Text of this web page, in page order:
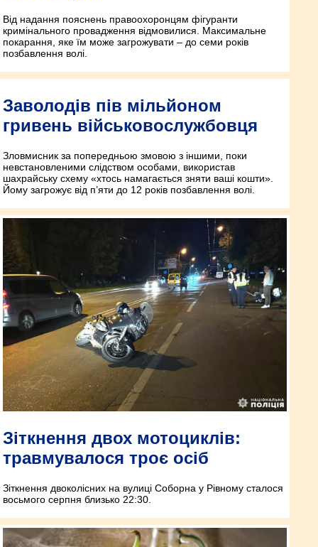
Від надання пояснень правоохоронцям фігуранти
кримінального провадження відмовилися. Максимальне
покарання, яке їм може загрожувати – до семи років
позбавлення волі.
Заволодів пів мільйоном
гривень військовослужбовця
Зловмисник за попередньою змовою з іншими, поки
невстановленими слідством особами, використав
шахрайську схему «хтось намагається зняти ваші кошти».
Йому загрожує від п’яти до 12 років позбавлення волі.
Зіткнення двох мотоциклів:
травмувалося троє осіб
Зіткнення двоколісних на вулиці Соборна у Рівному сталося
восьмого серпня близько 22:30.